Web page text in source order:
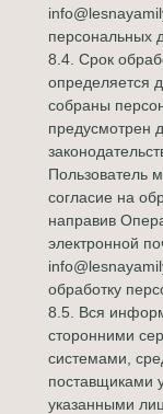
персональных
8.4. Срок
определяется
собраны
предусмотрен
Пользователь
согласие на
направив
электронной
обработку
8.5. Вся
сторонними
системами,
поставщиками
указанными